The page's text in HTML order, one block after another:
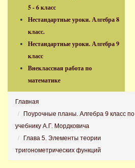
5 - 6 класс
Нестандартные уроки. Алгебра 8
класс.
Нестандартные уроки. Алгебра 9
класс
Внеклассная работа по
математике
Главная
Поурочные планы. Алгебра 9 класс по
учебнику А.Г. Мордковича
Глава 5. Элементы теории
тригонометрических функций